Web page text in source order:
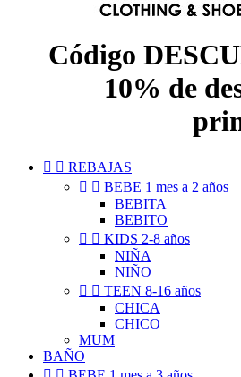
Código
10% de
  REBAJAS
  BEBE 1 mes a 2 años
BEBITA
BEBITO
  KIDS 2-8 años
NIÑA
NIÑO
  TEEN 8-16 años
CHICA
CHICO
MUM
BAÑO